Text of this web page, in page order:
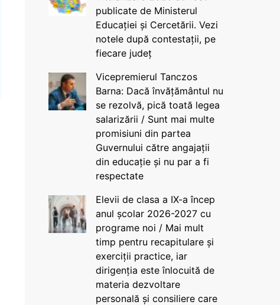
publicate de Ministerul
Educației și Cercetării. Vezi
notele după contestații, pe
fiecare județ
Vicepremierul Tanczos
Barna: Dacă învățământul nu
se rezolvă, pică toată legea
salarizării / Sunt mai multe
promisiuni din partea
Guvernului către angajații
din educație și nu par a fi
respectate
Elevii de clasa a IX-a încep
anul școlar 2026-2027 cu
programe noi / Mai mult
timp pentru recapitulare și
exerciții practice, iar
dirigenția este înlocuită de
materia dezvoltare
personală și consiliere care